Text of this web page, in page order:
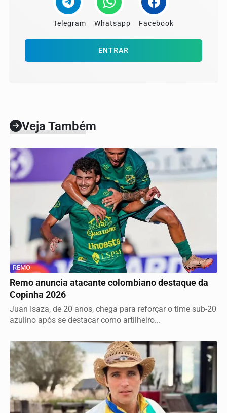
Telegram Whatsapp Facebook
ENTRAR
Veja Também
REMO
Remo anuncia atacante colombiano destaque da
Copinha 2026
Juan Isaza, de 20 anos, chega para reforçar o time sub-20
azulino após se destacar como artilheiro...